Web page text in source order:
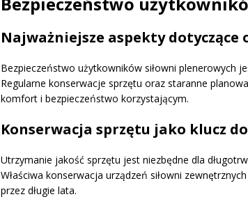
Najważniejsze aspekty dotyczące
Bezpieczeństwo użytkowników siłowni plenerowych
Regularne konserwacje sprzętu oraz staranne
komfort i bezpieczeństwo korzystającym.
Konserwacja sprzętu jako klucz
Utrzymanie jakość sprzętu jest niezbędne dla
Właściwa konserwacja urządzeń siłowni
przez długie lata.